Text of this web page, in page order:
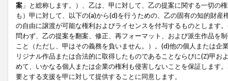
案 」と総称します。）、乙は、甲に対して、乙の提案に関する一切
も）甲に対して、以下の(a)から(d)を行うための、乙の固有の知的財
の自由に譲渡が可能な権利およびライセンスを付与するものとします
問わず、乙の提案を翻案、修正、再フォーマット、および派生作品を
こと（ただし、甲はその義務を負いません。）。(d)他の個人または
リジナル作品または合法的に取得したものであることならびに(Z)甲
めて、いかなる個人または企業の権利も侵害しないことを保証します
要とする支援を甲に対して提供することに同意します。